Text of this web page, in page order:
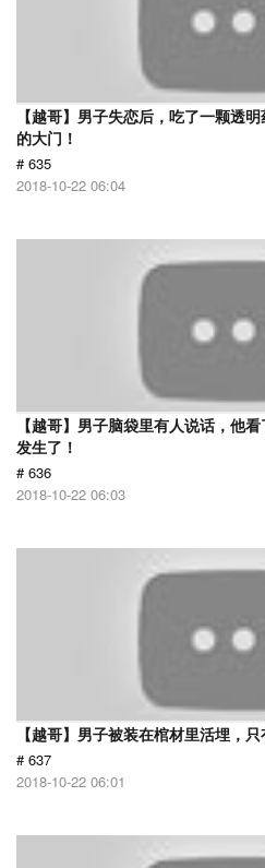
【越哥】男子失恋后，吃了一颗透
的大门！
# 635
2018-10-22 06:04
【越哥】男子脑袋里有人说话，他
发生了！
# 636
2018-10-22 06:03
【越哥】男子被装在棺材里活埋，
# 637
2018-10-22 06:01